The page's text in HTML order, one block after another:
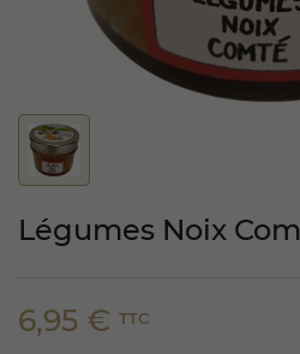
Légumes Noix
6,95 € TTC